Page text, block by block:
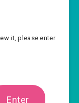
it, please enter